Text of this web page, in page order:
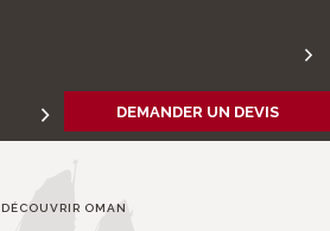
DEMANDER UN DEVIS
DÉCOUVRIR OMAN